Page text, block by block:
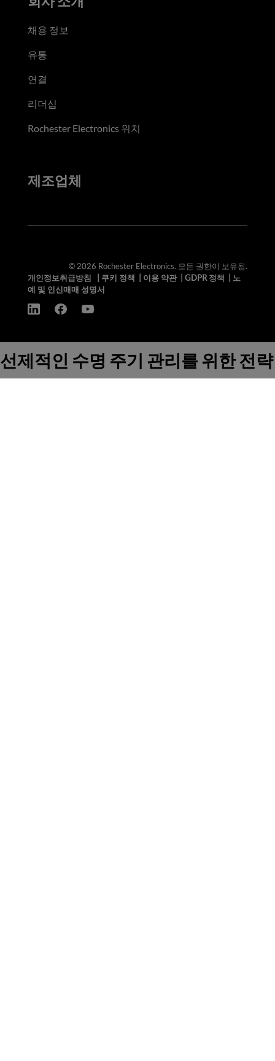
채용 정보
유통
연결
리더십
Rochester Electronics 위치
제조업체
© 2026 Rochester Electronics. 모든 권한이 보유됨.
개인정보취급방침
쿠키 정책 이용 약관| GDPR 정책
노
예 및 인신매매 성명서
선제적인 수명 주기 관리를 위한 전략